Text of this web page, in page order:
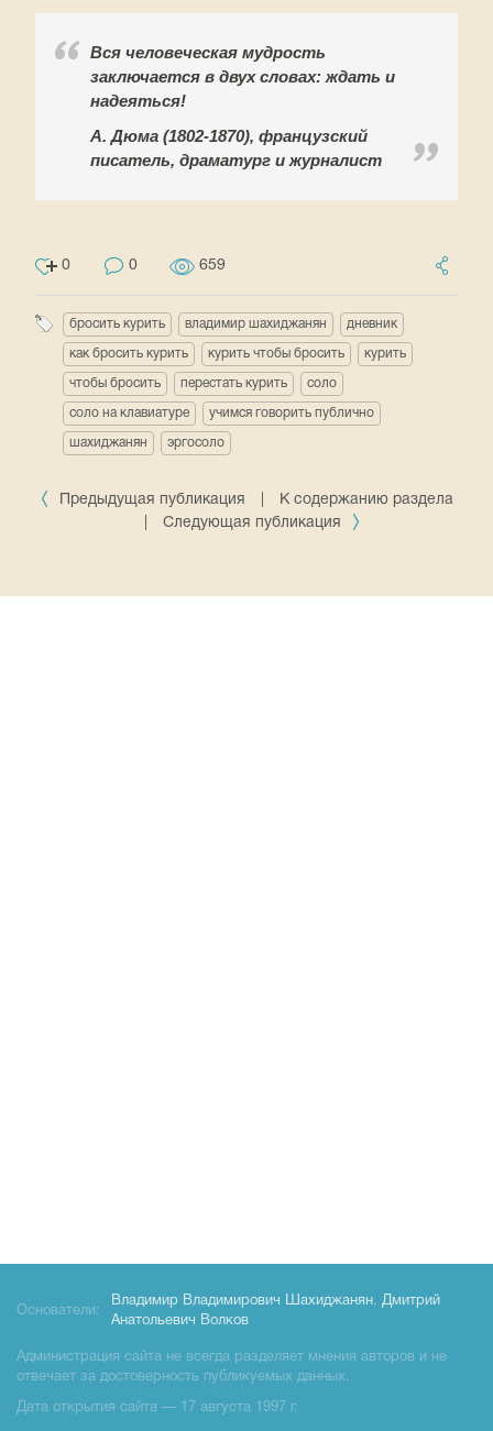
Вся человеческая мудрость
заключается в двух словах: ждать и
надеяться!
А. Дюма (1802-1870), французский
писатель, драматург и журналист
0 0 659
бросить курить владимир шахиджанян дневник
как бросить курить курить чтобы бросить курить
чтобы бросить перестать курить соло
соло на клавиатуре учимся говорить публично
шахиджанян эргосоло
Предыдущая публикация
К содержанию раздела
Следующая публикация
Основатели:
Владимир Владимирович Шахиджанян, Дмитрий
Анатольевич Волков
Администрация сайта не всегда разделяет мнения авторов и не
отвечает за достоверность публикуемых данных.
Дата открытия сайта — 17 августа 1997 г.